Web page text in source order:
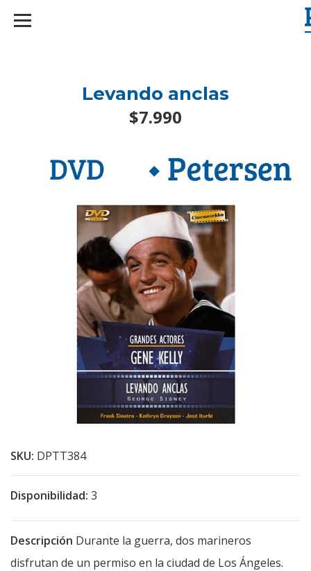
Levando anclas
$7.990
SKU: DPTT384
Disponibilidad: 3
Descripción Durante la guerra, dos marineros
disfrutan de un permiso en la ciudad de Los Ángeles.